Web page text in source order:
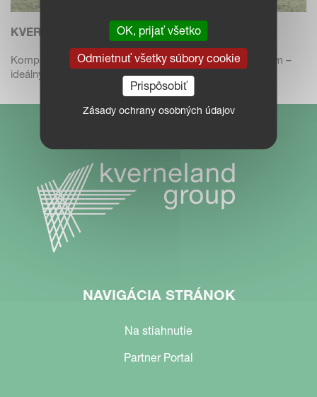
KVERNELAND 8460-8480
Kompaktný obracač s pracovným záberom 6,05 a 8,05 m –
ideálny pre seno...
NAVIGÁCIA STRÁNOK
Na stiahnutie
Partner Portal
OK, prijať všetko
Odmietnuť všetky súbory cookie
Prispôsobiť
Zásady ochrany osobných údajov